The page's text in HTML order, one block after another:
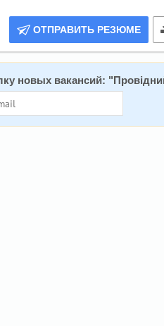
ОТПРАВИТЬ РЕЗЮМЕ
новых вакансий: "